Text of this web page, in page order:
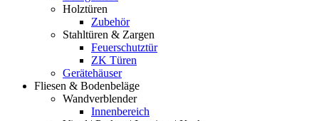
Holztüren
Zubehör
Stahltüren & Zargen
Feuerschutztür
ZK Türen
Gerätehäuser
Fliesen & Bodenbeläge
Wandverblender
Innenbereich